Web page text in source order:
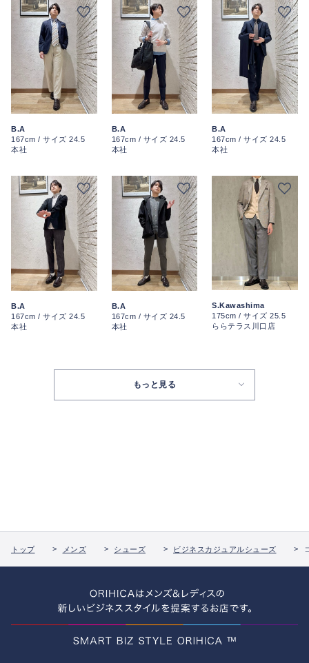
B.A
167cm / サイズ 24.5
本社
B.A
167cm / サイズ 24.5
本社
B.A
167cm / サイズ 24.5
本社
B.A
167cm / サイズ 24.5
本社
B.A
167cm / サイズ 24.5
本社
S.Kawashima
175cm / サイズ 25.5
ららテラス川口店
もっと見る
トップ メンズ シューズ ビジネスカジュアルシューズ